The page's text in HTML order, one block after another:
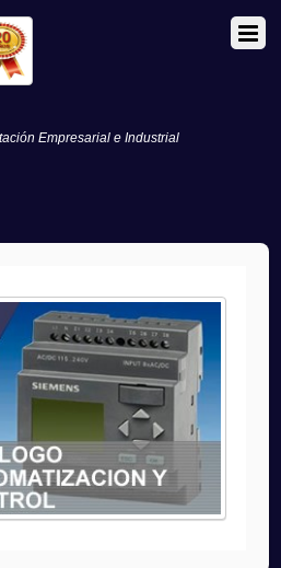
Empresarial e Industrial